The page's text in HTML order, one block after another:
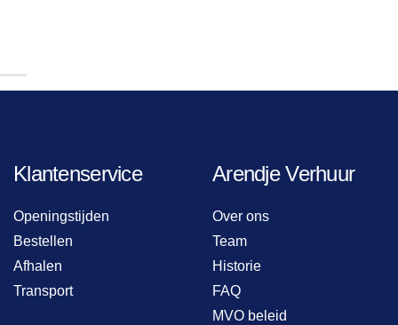
Klantenservice
Openingstijden
Bestellen
Afhalen
Transport
Arendje Verhuur
Over ons
Team
Historie
FAQ
MVO beleid